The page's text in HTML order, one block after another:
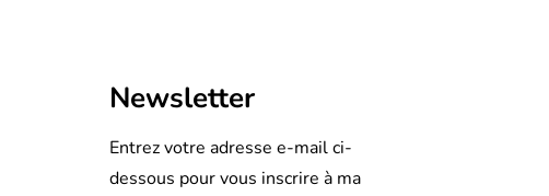
Newsletter
Entrez votre adresse e-mail ci-
dessous pour vous inscrire à ma